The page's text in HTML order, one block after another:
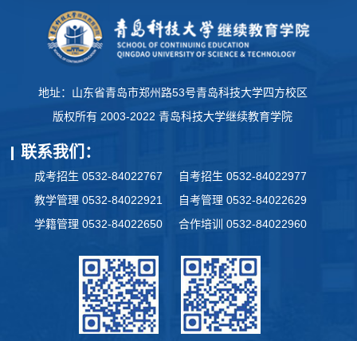
地址：山东省青岛市郑州路53号青岛科技大学四方校区
版权所有 2003-2022 青岛科技大学继续教育学院
联系我们：
成考招生 0532-84022767
自考招生 0532-84022977
教学管理 0532-84022921
自考管理 0532-84022629
学籍管理 0532-84022650
合作培训 0532-84022960